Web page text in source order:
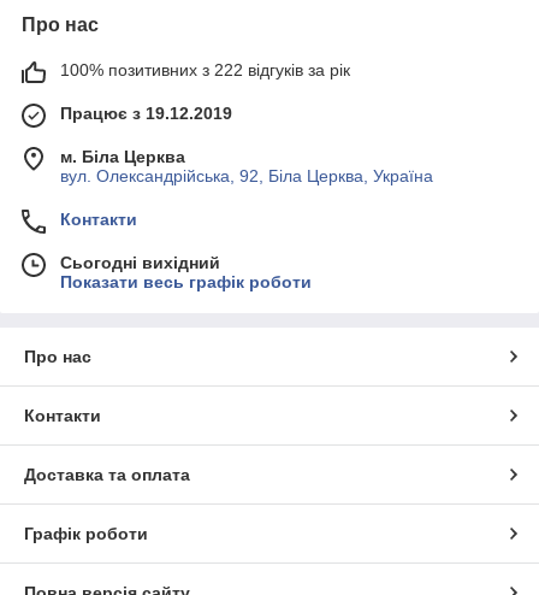
Про нас
100% позитивних з 222 відгуків за рік
Працює з 19.12.2019
м. Біла Церква
вул. Олександрійська, 92, Біла Церква, Україна
Контакти
Сьогодні вихідний
Показати весь графік роботи
Про нас
Контакти
Доставка та оплата
Графік роботи